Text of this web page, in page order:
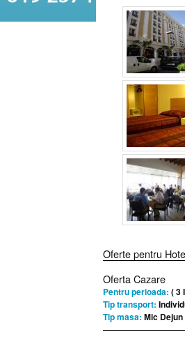
Oferte pentru
Oferta Cazare
Pentru perioada: ( 3
Tip transport:
Tip masa: Mic